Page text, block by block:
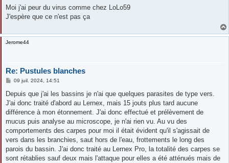
s
a
Moi j'ai peur du virus comme chez LoLo59
J'espère que ce n'est pas ça
Jerome44
Re: Pustules blanches
M
s
s
a
g
09 juil. 2024, 14:51
Depuis que j'ai les bassins je n'ai que quelques parasites de type vers.
J'ai donc traité d'abord au Lernex, mais 15 jouts plus tard aucune
différence à mon étonnement. J'ai donc effectué et prélèvement de
mucus puis analyse au microscope, je n'ai rien vu. Au vu des
comportements des carpes pour moi il était évident qu'il s'agissait de
vers dans les branchies, saut hors de l'eau, frottements le long des
parois du bassin. J'ai donc traité au Lernex Pro, la totalité des carpes se
sont rétablies sauf deux mais l'attaque pour elles a été atténués mais de